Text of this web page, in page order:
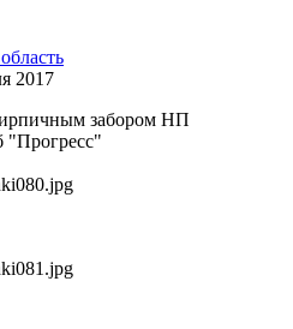
2017
забором НП
"Прогресс"